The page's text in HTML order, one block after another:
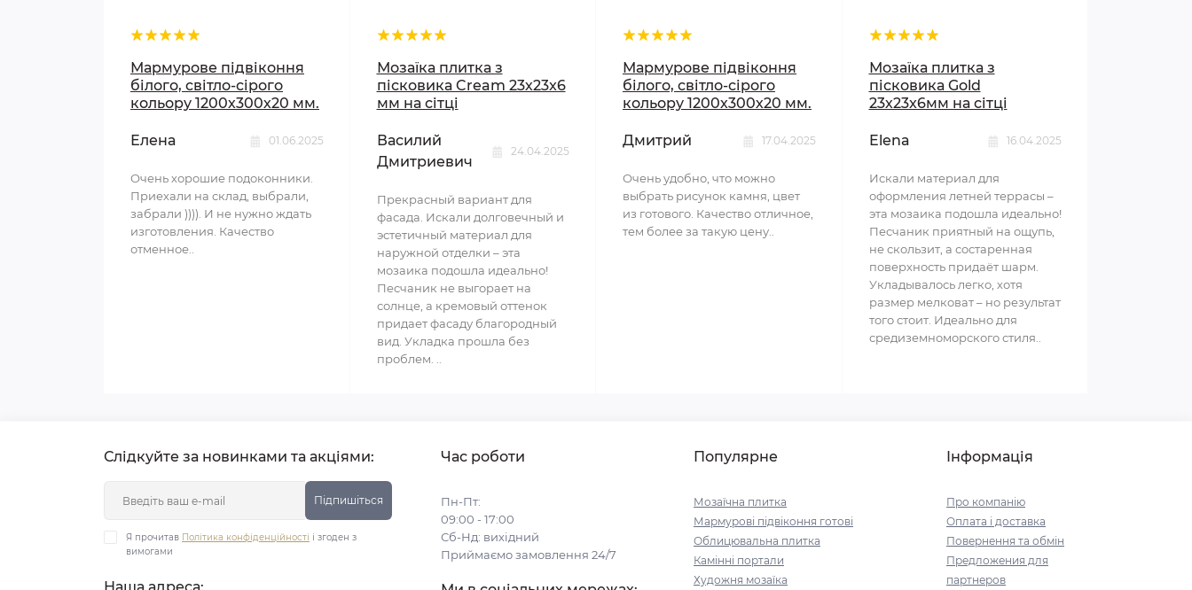
Мармурове підвіконня
білого, світло-сірого
кольору 1200х300х20 мм.
Елена 01.06.2025
Очень хорошие подоконники.
Приехали на склад, выбрали,
забрали )))). И не нужно ждать
изготовления. Качество
отменное..
Мозаїка плитка з
пісковика Cream 23х23x6
мм на сітці
Василий
Дмитриевич
24.04.2025
Прекрасный вариант для
фасада. Искали долговечный и
эстетичный материал для
наружной отделки – эта
мозаика подошла идеально!
Песчаник не выгорает на
солнце, а кремовый оттенок
придает фасаду благородный
вид. Укладка прошла без
проблем. ..
Мармурове підвіконня
білого, світло-сірого
кольору 1200х300х20 мм.
Дмитрий 17.04.2025
Очень удобно, что можно
выбрать рисунок камня, цвет
из готового. Качество отличное,
тем более за такую цену..
Мозаїка плитка з
пісковика Gold
23х23x6мм на сітці
Elena 16.04.2025
Искали материал для
оформления летней террасы –
эта мозаика подошла идеально!
Песчаник приятный на ощупь,
не скользит, а состаренная
поверхность придаёт шарм.
Укладывалось легко, хотя
размер мелковат – но результат
того стоит. Идеально для
средиземноморского стиля..
Слідкуйте за новинками та акціями:
Підпишіться
Я прочитав Політика конфіденційності і згоден з
вимогами
Час роботи
Пн-Пт:
09:00 - 17:00
Сб-Нд: вихідний
Приймаємо замовлення 24/7
Популярне
Мозаїчна плитка
Мармурові підвіконня готові
Облицювальна плитка
Камінні портали
Художня мозаїка
Інформація
Про компанію
Оплата і доставка
Повернення та обмін
Предложения для
партнеров